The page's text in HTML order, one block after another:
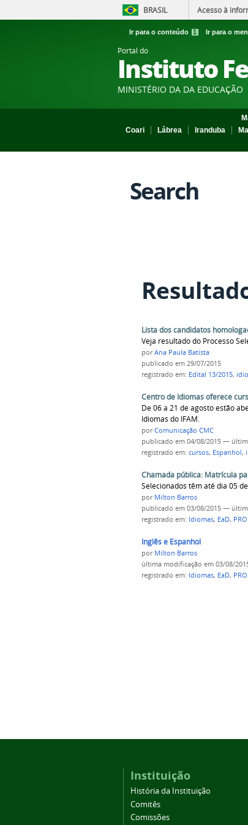
BRASIL Acesso à
Ir para o conteúdo 1 Ir para o
Portal do
Instituto
MINISTÉRIO DA DA EDUCAÇÃO
Coari
Lábrea Iranduba
Search
Lista dos candidatos
Veja resultado do Processo
porAna Paula Batista
publicado em 29/07/2015
registrado em: Edital 13/2015,
Centro de Idiomas oferece
De 06 a 21 de agosto estão
Idiomas do IFAM.
porComunicação CMC
publicado em 04/08/2015 —
registrado em: cursos, Espanhol,
Chamada pública: Matrícula
Selecionados têm até dia 05
por Milton Barros
publicado em 03/08/2015 —
registrado em: Idiomas, EaD,
Inglês e Espanhol
por Milton Barros
última modificação em 03/08/
registrado em: Idiomas, EaD,
Instituição
História da Instituição
Comitês
Comissões